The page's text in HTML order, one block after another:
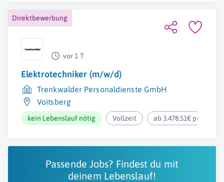
Direktbewerbung
vor 1 T
Elektrotechniker (m/w/d)
Trenkwalder Personaldienste GmbH
Voitsberg
kein Lebenslauf nötig Vollzeit ab 3.478,51€ pro
Passende Jobs? Findest du mit
deinem Lebenslauf!